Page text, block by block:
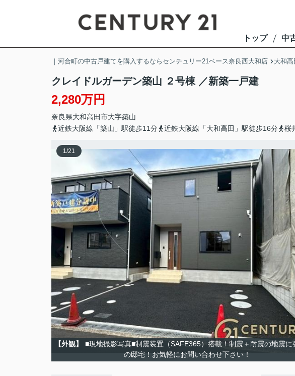
トップ 中
｜河合町の中古戸建てを購入するならセンチュリー21ベース奈良西大和店 大和
クレイドルガーデン築山 ２号棟 ／新築一戸建
2,280万円
奈良県大和高田市大字築山
近鉄大阪線「築山」駅徒歩11分
近鉄大阪線「大和高田」駅徒歩16分 桜
1/21
【外観】
■現地撮影写真■制震装置（SAFE365）搭載！制震＋耐震の地震に
の邸宅！お気軽にお問い合わせ下さい！